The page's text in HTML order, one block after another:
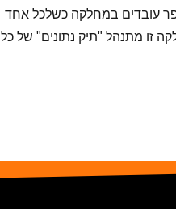
עובדים במחלקה כשלכל אחד
זו מתנהל "תיק נתונים" של כל